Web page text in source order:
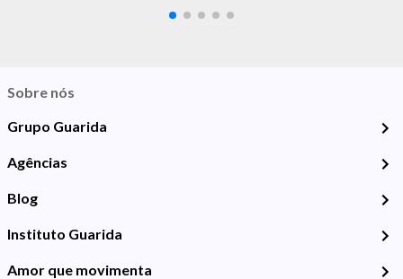
Sobre nós
Grupo Guarida
Agências
Blog
Instituto Guarida
Amor que movimenta